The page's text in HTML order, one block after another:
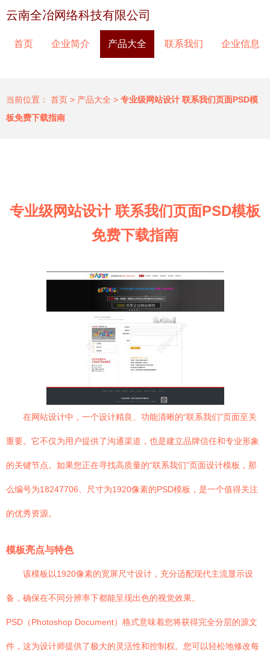
云南全冶网络科技有限公司
首页 企业简介 产品大全 联系我们 企业信息
当前位置： 首页 > 产品大全 > 专业级网站设计 联系我们页面PSD模
板免费下载指南
专业级网站设计 联系我们页面PSD模板
免费下载指南
在网站设计中，一个设计精良、功能清晰的“联系我们”页面至关
重要。它不仅为用户提供了沟通渠道，也是建立品牌信任和专业形象
的关键节点。如果您正在寻找高质量的“联系我们”页面设计模板，那
么编号为18247706、尺寸为1920像素的PSD模板，是一个值得关注
的优秀资源。
模板亮点与特色
该模板以1920像素的宽屏尺寸设计，充分适配现代主流显示设
备，确保在不同分辨率下都能呈现出色的视觉效果。
PSD（Photoshop Document）格式意味着您将获得完全分层的源文
件，这为设计师提供了极大的灵活性和控制权。您可以轻松地修改每